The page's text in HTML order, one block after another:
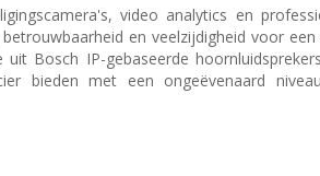
video analytics en
en veelzijdigheid voor een
uit Bosch IP-gebaseerde
bieden met een ongeëvenaard